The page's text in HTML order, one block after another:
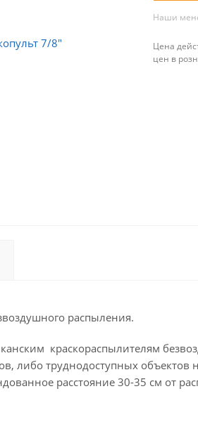
Наши
Цена
цен в
распыления.
краскораспылителям
либо труднодоступных
расстояние 30-35 см от